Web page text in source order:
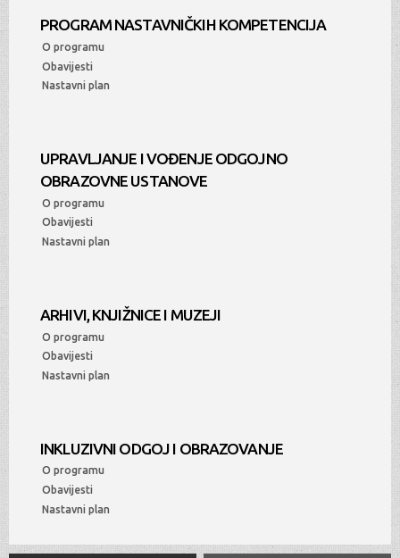
PROGRAM NASTAVNIČKIH KOMPETENCIJA
O programu
Obavijesti
Nastavni plan
UPRAVLJANJE I VOĐENJE ODGOJNO
OBRAZOVNE USTANOVE
O programu
Obavijesti
Nastavni plan
ARHIVI, KNJIŽNICE I MUZEJI
O programu
Obavijesti
Nastavni plan
INKLUZIVNI ODGOJ I OBRAZOVANJE
O programu
Obavijesti
Nastavni plan